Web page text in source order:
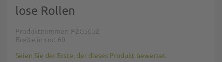
lose Rollen
Produktnummer P2G5652
Breite in cm 60
Seien Sie der Erste, der dieses Produkt bewertet